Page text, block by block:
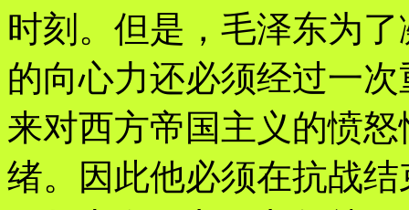
时刻。但是，毛泽东为
的向心力还必须经过一
来对西方帝国主义的愤怒
绪。因此他必须在抗战结